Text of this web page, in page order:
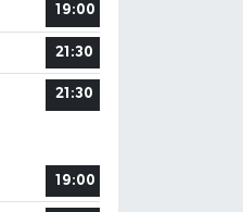
19:00
21:30
21:30
19:00